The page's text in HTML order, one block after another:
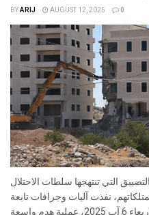
BYARIJ AUGUST 12, 2025 0
التي تنتهجها سلطات الاحتلال
نفذت آليات وجرافات تابعة